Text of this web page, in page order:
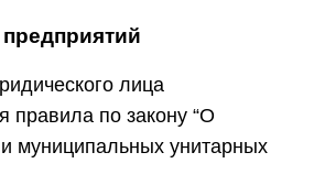
лица
правила по закону “О
муниципальных унитарных